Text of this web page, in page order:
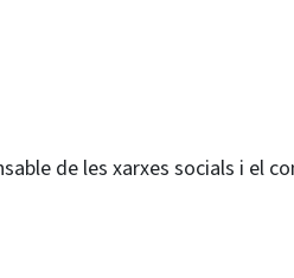
de les xarxes socials i el